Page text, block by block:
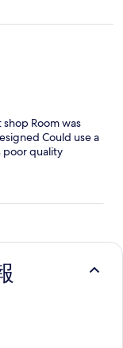
Room was
Could use a
poor quality